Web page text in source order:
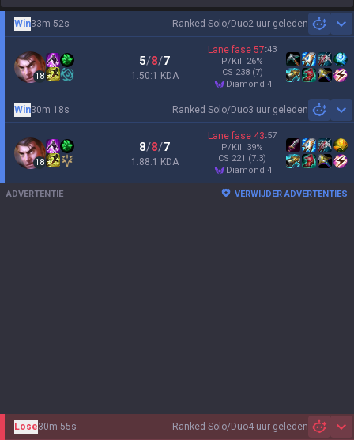
Ranked Solo/Duo2 uur geleden
Win33m 52s
18
5/8/7
1.50:1 KDA
Lane fase 57:43
P/Kill 26%
CS 238 (7)
diamond 4
Ranked Solo/Duo3 uur geleden
Win30m 18s
18
8/8/7
1.88:1 KDA
Lane fase 43:57
P/Kill 39%
CS 221 (7.3)
diamond 4
ADVERTENTIE VERWIJDER ADVERTENTIES
Ranked Solo/Duo4 uur geleden
Lose30m 55s